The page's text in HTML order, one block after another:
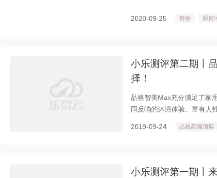
2020-09-25 博伸 厨房
小乐测评第二期丨
择！
品格智美Max充分满足了家
同反响的沐浴体验。富有人
2019-09-24 品格高端顶墙
小乐测评第一期丨